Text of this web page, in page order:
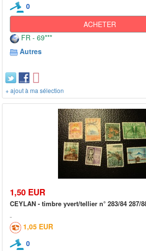
0
ACHETER
FR - 69***
Autres
+ ajout à ma sélection
1,50 EUR
CEYLAN - timbre yvert/tellier n° 283/84 287/
1,05 EUR
0